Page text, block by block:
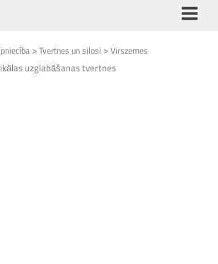
>Tvertnes un silosi >Virszemes
uzglabāšanas tvertnes